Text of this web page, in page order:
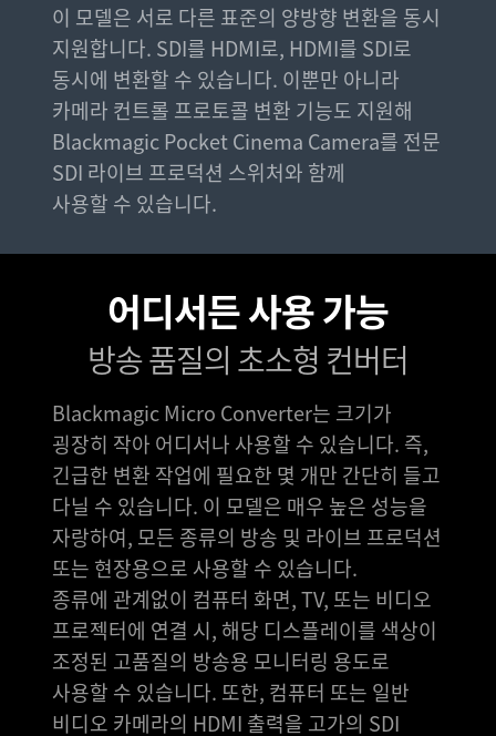
이 모델은 서로 다른 표준의 양방향 변환을 동시
지원합니다. SDI를 HDMI로, HDMI를 SDI로
동시에 변환할 수 있습니다. 이뿐만 아니라
카메라 컨트롤 프로토콜 변환 기능도 지원해
Blackmagic Pocket Cinema Camera를 전문
SDI 라이브 프로덕션 스위처와 함께
사용할 수 있습니다.
어디서든 사용 가능
방송 품질의 초소형 컨버터
Blackmagic Micro Converter는 크기가
굉장히 작아 어디서나 사용할 수 있습니다. 즉,
긴급한 변환 작업에 필요한 몇 개만 간단히 들고
다닐 수 있습니다. 이 모델은 매우 높은 성능을
자랑하여, 모든 종류의 방송 및 라이브 프로덕션
또는 현장용으로 사용할 수 있습니다.
종류에 관계없이 컴퓨터 화면, TV, 또는 비디오
프로젝터에 연결 시, 해당 디스플레이를 색상이
조정된 고품질의 방송용 모니터링 용도로
사용할 수 있습니다. 또한, 컴퓨터 또는 일반
비디오 카메라의 HDMI 출력을 고가의 SDI